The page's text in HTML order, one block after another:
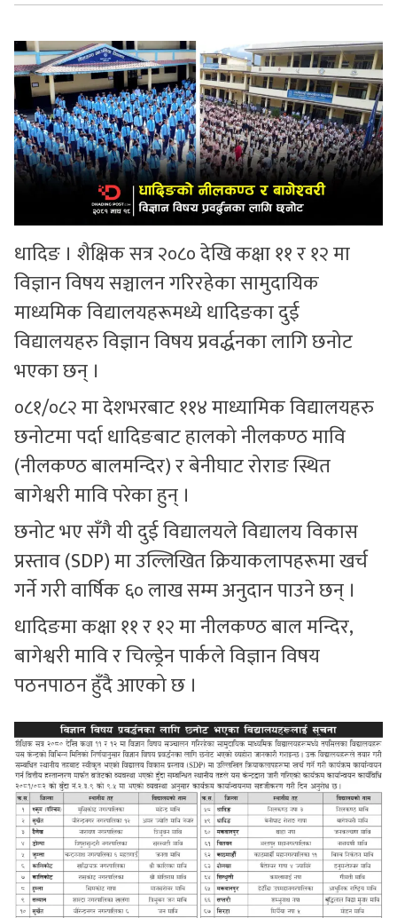
सुचनाहरु
स्वास्थ्य
भिडियो
धादिङ । शैक्षिक सत्र २०८० देखि कक्षा ११ र १२ मा
विज्ञान विषय सञ्चालन गरिरहेका सामुदायिक
माध्यमिक विद्यालयहरूमध्ये धादिङका दुई
विद्यालयहरु विज्ञान विषय प्रवर्द्धनका लागि छनोट
भएका छन् ।
०८१/०८२ मा देशभरबाट ११४ माध्यामिक विद्यालयहरु
छनोटमा पर्दा धादिङबाट हालको नीलकण्ठ मावि
(नीलकण्ठ बालमन्दिर) र बेनीघाट रोराङ स्थित
बागेश्वरी मावि परेका हुन् ।
छनोट भए सँगै यी दुई विद्यालयले विद्यालय विकास
प्रस्ताव (SDP) मा उल्लिखित क्रियाकलापहरूमा खर्च
गर्ने गरी वार्षिक ६० लाख सम्म अनुदान पाउने छन् ।
धादिङमा कक्षा ११ र १२ मा नीलकण्ठ बाल मन्दिर,
बागेश्वरी मावि र चिल्ड्रेन पार्कले विज्ञान विषय
पठनपाठन हुँदै आएको छ ।